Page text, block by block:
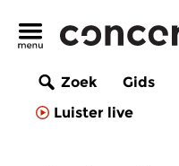
Zoek Gids
Luister live